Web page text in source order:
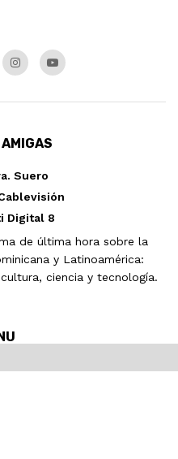
Suero
Digital 8
de última hora sobre la
y Latinoamérica:
ciencia y tecnología.